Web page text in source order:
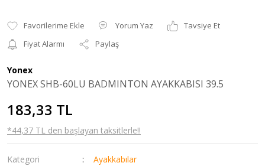
Yorum Yaz
Tavsiye Et
Fiyat Alarmı
Paylaş
Yonex
YONEX SHB-60LU BADMINTON AYAKKABISI 39.5
183,33 TL
*44,37 TL den başlayan taksitlerle!!
Kategori
Ayakkabılar